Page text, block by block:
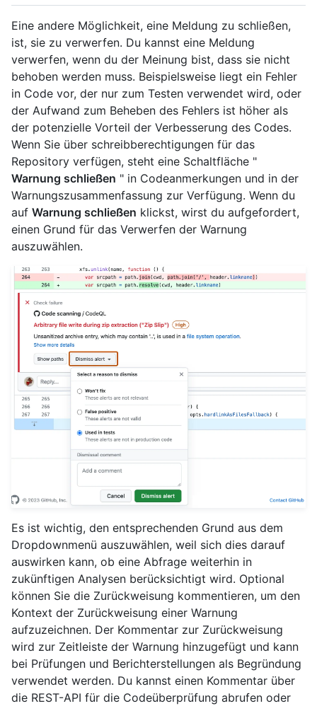
Eine andere Möglichkeit, eine Meldung zu schließen,
ist, sie zu verwerfen. Du kannst eine Meldung
verwerfen, wenn du der Meinung bist, dass sie nicht
behoben werden muss. Beispielsweise liegt ein Fehler
in Code vor, der nur zum Testen verwendet wird, oder
der Aufwand zum Beheben des Fehlers ist höher als
der potenzielle Vorteil der Verbesserung des Codes.
Wenn Sie über schreibberechtigungen für das
Repository verfügen, steht eine Schaltfläche "
Warnung schließen " in Codeanmerkungen und in der
Warnungszusammenfassung zur Verfügung. Wenn du
auf Warnung schließen klickst, wirst du aufgefordert,
einen Grund für das Verwerfen der Warnung
auszuwählen.
Es ist wichtig, den entsprechenden Grund aus dem
Dropdownmenü auszuwählen, weil sich dies darauf
auswirken kann, ob eine Abfrage weiterhin in
zukünftigen Analysen berücksichtigt wird. Optional
können Sie die Zurückweisung kommentieren, um den
Kontext der Zurückweisung einer Warnung
aufzuzeichnen. Der Kommentar zur Zurückweisung
wird zur Zeitleiste der Warnung hinzugefügt und kann
bei Prüfungen und Berichterstellungen als Begründung
verwendet werden. Du kannst einen Kommentar über
die REST-API für die Codeüberprüfung abrufen oder